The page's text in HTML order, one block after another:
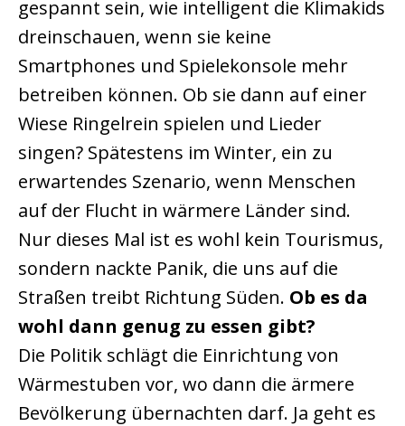
gespannt sein, wie intelligent die Klimakids
dreinschauen, wenn sie keine
Smartphones und Spielekonsole mehr
betreiben können. Ob sie dann auf einer
Wiese Ringelrein spielen und Lieder
singen? Spätestens im Winter, ein zu
erwartendes Szenario, wenn Menschen
auf der Flucht in wärmere Länder sind.
Nur dieses Mal ist es wohl kein Tourismus,
sondern nackte Panik, die uns auf die
Straßen treibt Richtung Süden. Ob es da
wohl dann genug zu essen gibt?
Die Politik schlägt die Einrichtung von
Wärmestuben vor, wo dann die ärmere
Bevölkerung übernachten darf. Ja geht es